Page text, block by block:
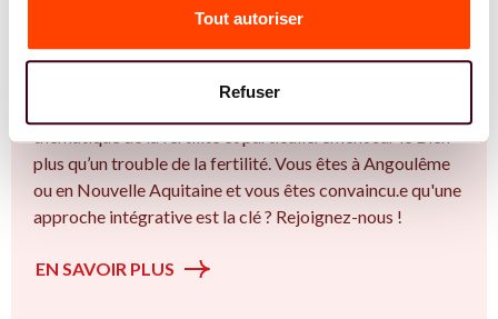
Tout autoriser
Refuser
Vous êtes Ostéopathe expert.e.s en SMOP
(SOPK) ?
Vous êtes Ostéopathe spécialiste dans dans
thématique de la fertilité et particulièrement sur le Bien
plus qu’un trouble de la fertilité. Vous êtes à Angoulême
ou en Nouvelle Aquitaine et vous êtes convaincu.e qu'une
approche intégrative est la clé ? Rejoignez-nous !
EN SAVOIR PLUS